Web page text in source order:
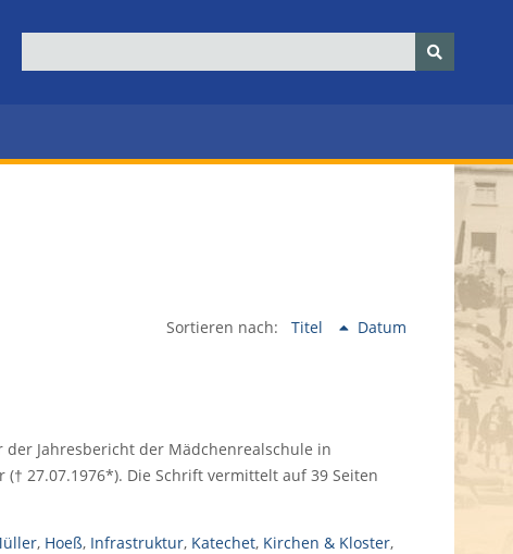
Sortieren nach: Titel Datum
der Jahresbericht der Mädchenrealschule in
27.07.1976*). Die Schrift vermittelt auf 39 Seiten
, Hoeß, Infrastruktur, Katechet, Kirchen & Kloster,